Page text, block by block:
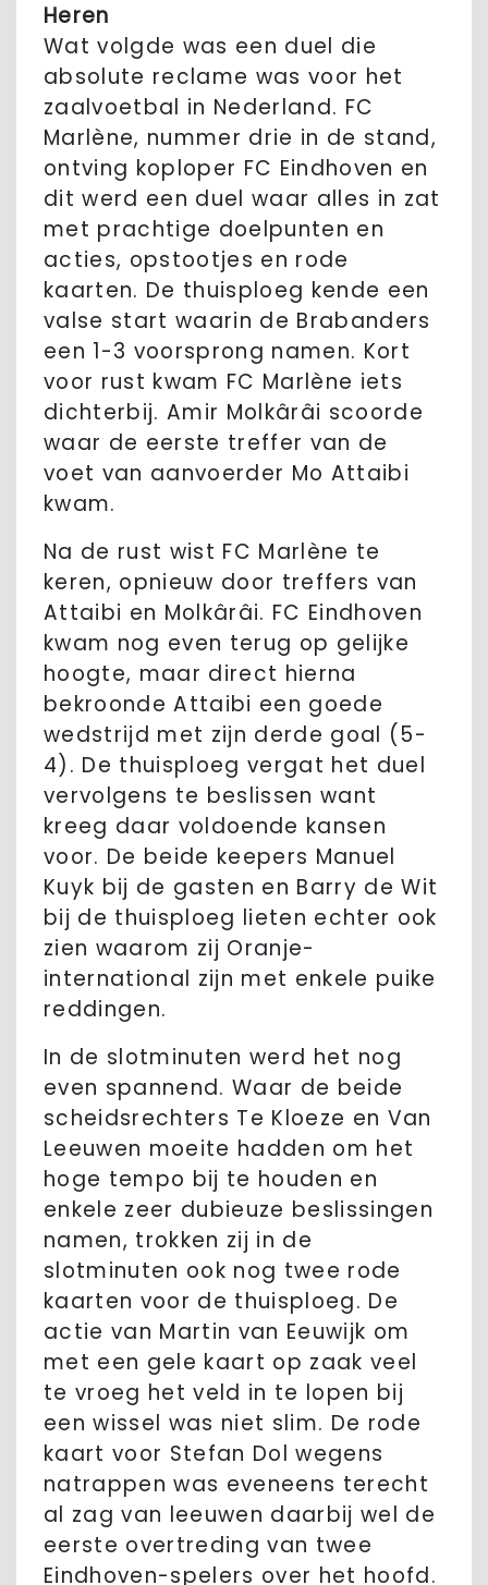
Heren
Wat volgde was een duel die
absolute reclame was voor het
zaalvoetbal in Nederland. FC
Marlène, nummer drie in de stand,
ontving koploper FC Eindhoven en
dit werd een duel waar alles in zat
met prachtige doelpunten en
acties, opstootjes en rode
kaarten. De thuisploeg kende een
valse start waarin de Brabanders
een 1-3 voorsprong namen. Kort
voor rust kwam FC Marlène iets
dichterbij. Amir Molkârâi scoorde
waar de eerste treffer van de
voet van aanvoerder Mo Attaibi
kwam.
Na de rust wist FC Marlène te
keren, opnieuw door treffers van
Attaibi en Molkârâi. FC Eindhoven
kwam nog even terug op gelijke
hoogte, maar direct hierna
bekroonde Attaibi een goede
wedstrijd met zijn derde goal (5-
4). De thuisploeg vergat het duel
vervolgens te beslissen want
kreeg daar voldoende kansen
voor. De beide keepers Manuel
Kuyk bij de gasten en Barry de Wit
bij de thuisploeg lieten echter ook
zien waarom zij Oranje-
international zijn met enkele puike
reddingen.
In de slotminuten werd het nog
even spannend. Waar de beide
scheidsrechters Te Kloeze en Van
Leeuwen moeite hadden om het
hoge tempo bij te houden en
enkele zeer dubieuze beslissingen
namen, trokken zij in de
slotminuten ook nog twee rode
kaarten voor de thuisploeg. De
actie van Martin van Eeuwijk om
met een gele kaart op zaak veel
te vroeg het veld in te lopen bij
een wissel was niet slim. De rode
kaart voor Stefan Dol wegens
natrappen was eveneens terecht
al zag van leeuwen daarbij wel de
eerste overtreding van twee
Eindhoven-spelers over het hoofd.